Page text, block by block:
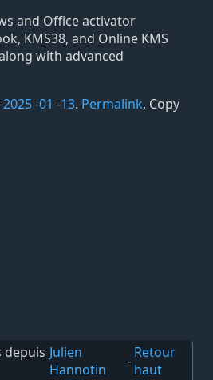
and Office activator
KMS38, and Online KMS
with advanced
2025-01 -13. Permalink, Copy
depuis Julien
Hannotin
- Retour
haut